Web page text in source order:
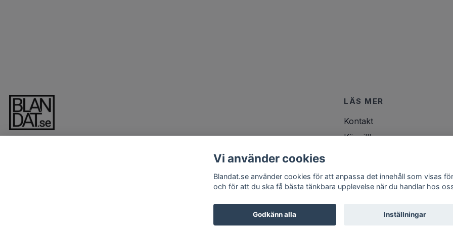
LÄS MER
Kontakt
Köpvillkor
Vi använder cookies
Blandat.se använder cookies för att anpassa det innehåll som visas
och för att du ska få bästa tänkbara upplevelse när du handlar hos
Godkänn alla Inställningar